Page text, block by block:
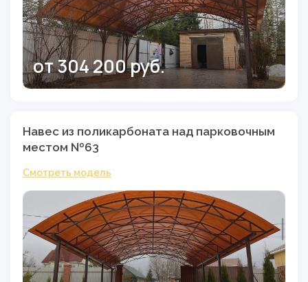
от 304 200 руб.
Навес из поликарбоната над парковочным
местом №63
Смотреть модель